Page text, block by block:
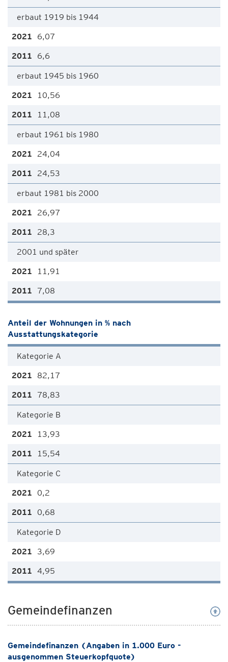
erbaut 1919 bis 1944
6,07
6,6
erbaut 1945 bis 1960
10,56
11,08
erbaut 1961 bis 1980
24,04
24,53
erbaut 1981 bis 2000
26,97
28,3
2001 und später
11,91
7,08
Anteil der Wohnungen in % nach
Ausstattungskategorie
Kategorie A
82,17
78,83
Kategorie B
13,93
15,54
Kategorie C
0,2
0,68
Kategorie D
3,69
4,95
Gemeindefinanzen
Gemeindefinanzen (Angaben in 1.000 Euro -
ausgenommen Steuerkopfquote)